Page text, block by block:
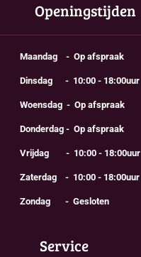
Openingstijden
Maandag - Op afspraak
Dinsdag - 10:00 - 18:00uur
Woensdag - Op afspraak
Donderdag - Op afspraak
Vrijdag - 10:00 - 18:00uur
Zaterdag - 10:00 - 18:00uur
Zondag - Gesloten
Service